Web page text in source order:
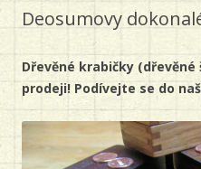
Deosumovy
Dřevěné krabičky
prodeji! Podívejte se do